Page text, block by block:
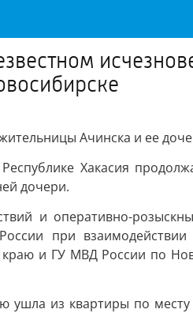
Ачинска и ее
Хакасия
дочери.
и оперативно-
при
и ГУ МВД России по
из квартиры по